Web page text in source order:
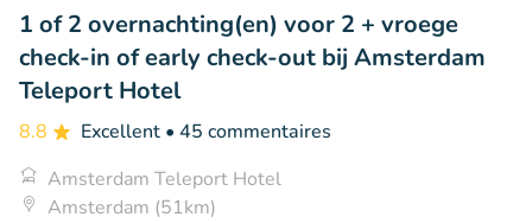
1 of 2 overnachting(en) voor 2 + vroege
check-in of early check-out bij Amsterdam
Teleport Hotel
8.8 Excellent • 45 commentaires
Amsterdam Teleport Hotel
Amsterdam (51km)